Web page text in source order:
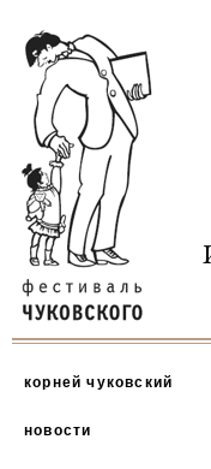
корней чуковский
новости